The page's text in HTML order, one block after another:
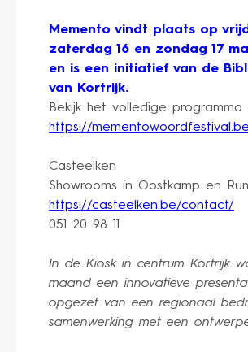
Memento vindt plaats op
zaterdag 16 en zondag 17
en is een initiatief van de
van Kortrijk.
Bekijk het volledige programma
https://
Casteelken
Showrooms in Oostkamp en
https://casteelken.be/contact/
051 20 98 11
In de Kiosk in centrum Kortrijk
maand een innovatieve
opgezet van een regionaal
samenwerking met een